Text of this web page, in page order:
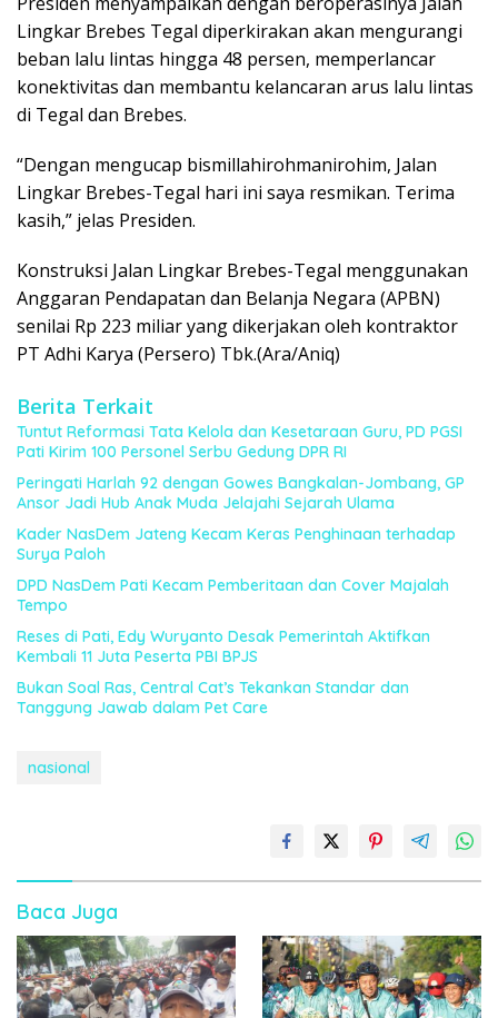
Lingkar Brebes Tegal diperkirakan akan mengurangi
beban lalu lintas hingga 48 persen, memperlancar
konektivitas dan membantu kelancaran arus lalu lintas
di Tegal dan Brebes.
“Dengan mengucap bismillahirohmanirohim, Jalan
Lingkar Brebes-Tegal hari ini saya resmikan. Terima
kasih,” jelas Presiden.
Konstruksi Jalan Lingkar Brebes-Tegal menggunakan
Anggaran Pendapatan dan Belanja Negara (APBN)
senilai Rp 223 miliar yang dikerjakan oleh kontraktor
PT Adhi Karya (Persero) Tbk.(Ara/Aniq)
Berita Terkait
Tuntut Reformasi Tata Kelola dan Kesetaraan Guru, PD PGSI
Pati Kirim 100 Personel Serbu Gedung DPR RI
Peringati Harlah 92 dengan Gowes Bangkalan-Jombang, GP
Ansor Jadi Hub Anak Muda Jelajahi Sejarah Ulama
Kader NasDem Jateng Kecam Keras Penghinaan terhadap
Surya Paloh
DPD NasDem Pati Kecam Pemberitaan dan Cover Majalah
Tempo
Reses di Pati, Edy Wuryanto Desak Pemerintah Aktifkan
Kembali 11 Juta Peserta PBI BPJS
Bukan Soal Ras, Central Cat’s Tekankan Standar dan
Tanggung Jawab dalam Pet Care
nasional
Baca Juga